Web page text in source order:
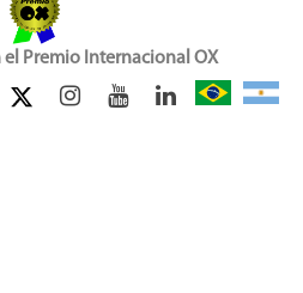
Premio Internacional OX